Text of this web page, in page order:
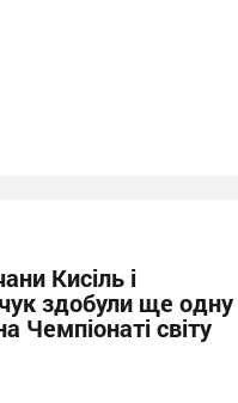
Кисіль і
здобули ще одну
Чемпіонаті світу